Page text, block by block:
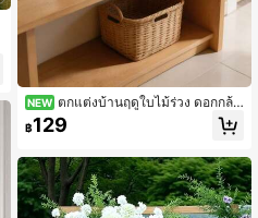
NEW ตกแต่งบ้านฤดูใบไม้ร่วง ดอกกล้ว
ยไม้ฟาแลนอปซิสเทียมสีขาว ดอกไม้ปล
อม พืชเทียม ไม่ต้องดูแลรักษา พืชสีเขีย
โต๊ะกาแฟ ทางเข้า ตกแต่งโต๊ะทำงาน
ของตกแต่งวันหยุดฤดูใบไม้ร่วง งานปา
ร์ตี้ ตกแต่งดอกไม้ในร่ม ของขวัญสำหรั
บขึ้นบ้านใหม่ บ้านใหม่
฿129